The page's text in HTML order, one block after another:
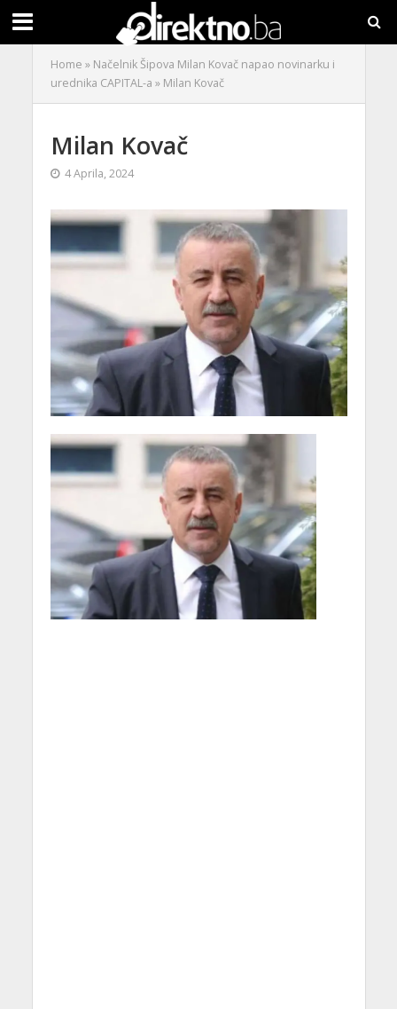
Home » Načelnik Šipova Milan Kovač napao novinarku i
urednika CAPITAL-a » Milan Kovač
Milan Kovač
4 Aprila, 2024